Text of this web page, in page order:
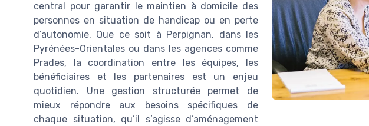
central pour garantir le maintien à domicile des
personnes en situation de handicap ou en perte
d’autonomie. Que ce soit à Perpignan, dans les
Pyrénées-Orientales ou dans les agences comme
Prades, la coordination entre les équipes, les
bénéficiaires et les partenaires est un enjeu
quotidien. Une gestion structurée permet de
mieux répondre aux besoins spécifiques de
chaque situation, qu’il s’agisse d’aménagement